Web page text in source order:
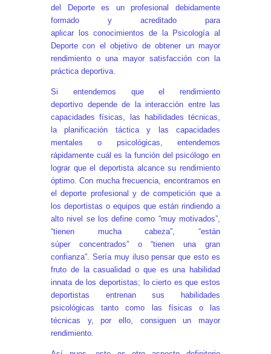
del Deporte es un profesional debidamente
formado y acreditado para
aplicar los conocimientos de la Psicología al
Deporte con el objetivo de obtener un mayor
rendimiento o una mayor satisfacción con la
práctica deportiva.
Si entendemos que el rendimiento
deportivo depende de la interacción entre las
capacidades físicas, las habilidades técnicas,
la planificación táctica y las capacidades
mentales o psicológicas, entendemos
rápidamente cuál es la función del psicólogo en
lograr que el deportista alcance su rendimiento
óptimo. Con mucha frecuencia, encontramos en
el deporte profesional y de competición que a
los deportistas o equipos que están rindiendo a
alto nivel se los define como “muy motivados”,
“tienen mucha cabeza”, “están
súper concentrados” o “tienen una gran
confianza”. Sería muy iluso pensar que esto es
fruto de la casualidad o que es una habilidad
innata de los deportistas; lo cierto es que estos
deportistas entrenan sus habilidades
psicológicas tanto como las físicas o las
técnicas y, por ello, consiguen un mayor
rendimiento.